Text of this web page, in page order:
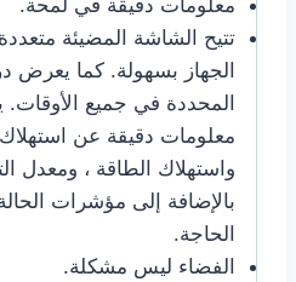
تتيح الشاشة المضيئة
الجهاز بسهولة. كما يعرض
المحددة في جميع
معلومات دقيقة عن استهلاك
واستهلاك الطاقة ، ومعدل
بالإضافة إلى مؤشرات
الحاجة.
الفضاء ليس مشكلة.